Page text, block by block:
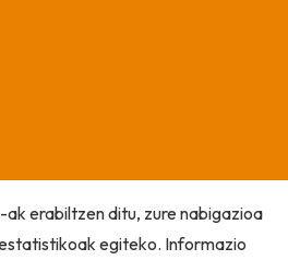
erabiltzen ditu, zure nabigazioa
egiteko. Informazio